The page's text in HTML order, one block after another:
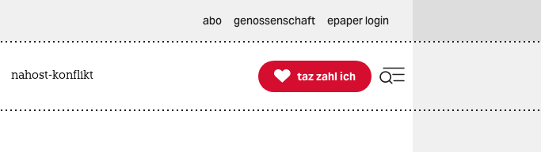
abo genossenschaft epaper login
nahost-konflikt 
taz zahl ich
taz zahl ich